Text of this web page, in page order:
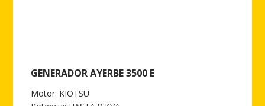
GENERADOR AYERBE 3500 E
Motor: KIOTSU